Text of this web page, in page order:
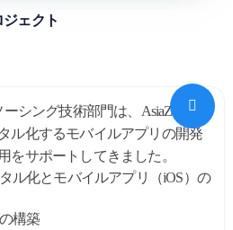
ェクト
シング技術部門は、AsiaZone Car
ル化するモバイルアプリの開発
をサポートしてきました。
ル化とモバイルアプリ（iOS）の
構築